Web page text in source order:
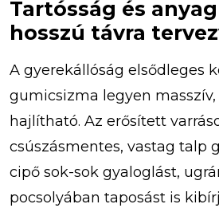
Tartósság és
hosszú távra
A gyerekállóság elsődleges
gumicsizma legyen
hajlítható. Az erősített
csúszásmentes, vastag talp
cipő sok-sok gyaloglást,
pocsolyában taposást is